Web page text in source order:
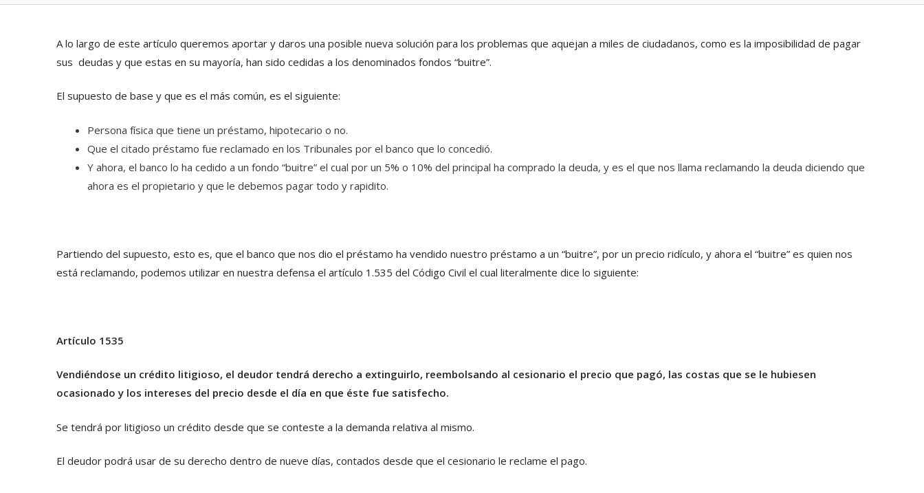
A lo largo de este artículo queremos aportar y daros una posible nueva solución para los problemas que aquejan a miles de ciudadanos, como es la imposibilidad de pagar
sus deudas y que estas en su mayoría, han sido cedidas a los denominados fondos “buitre”.
El supuesto de base y que es el más común, es el siguiente:
Persona física que tiene un préstamo, hipotecario o no.
Que el citado préstamo fue reclamado en los Tribunales por el banco que lo concedió.
Y ahora, el banco lo ha cedido a un fondo “buitre” el cual por un 5% o 10% del principal ha comprado la deuda, y es el que nos llama reclamando la deuda diciendo que
ahora es el propietario y que le debemos pagar todo y rapidito.
Partiendo del supuesto, esto es, que el banco que nos dio el préstamo ha vendido nuestro préstamo a un “buitre”, por un precio ridículo, y ahora el “buitre” es quien nos
está reclamando, podemos utilizar en nuestra defensa el artículo 1.535 del Código Civil el cual literalmente dice lo siguiente:
Artículo 1535
Vendiéndose un crédito litigioso, el deudor tendrá derecho a extinguirlo, reembolsando al cesionario el precio que pagó, las costas que se le hubiesen
ocasionado y los intereses del precio desde el día en que éste fue satisfecho.
Se tendrá por litigioso un crédito desde que se conteste a la demanda relativa al mismo.
El deudor podrá usar de su derecho dentro de nueve días, contados desde que el cesionario le reclame el pago.